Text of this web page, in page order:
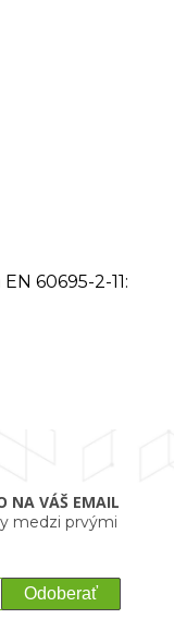
60695-2-11:
NA VÁŠ EMAIL
medzi prvými
Odoberať